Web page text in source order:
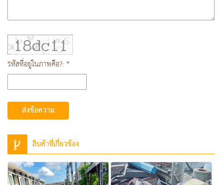
รหัสที่อยู่ในภาพคือ?: *
ส่งข้อความ
สินค้าที่เกี่ยวข้อง